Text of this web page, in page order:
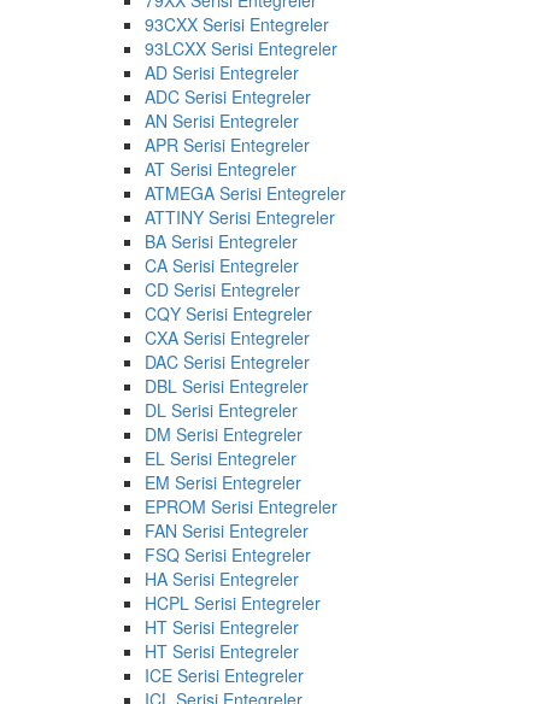
93CXX Serisi Entegreler
93LCXX Serisi Entegreler
AD Serisi Entegreler
ADC Serisi Entegreler
AN Serisi Entegreler
APR Serisi Entegreler
AT Serisi Entegreler
ATMEGA Serisi Entegreler
ATTINY Serisi Entegreler
BA Serisi Entegreler
CA Serisi Entegreler
CD Serisi Entegreler
CQY Serisi Entegreler
CXA Serisi Entegreler
DAC Serisi Entegreler
DBL Serisi Entegreler
DL Serisi Entegreler
DM Serisi Entegreler
EL Serisi Entegreler
EM Serisi Entegreler
EPROM Serisi Entegreler
FAN Serisi Entegreler
FSQ Serisi Entegreler
HA Serisi Entegreler
HCPL Serisi Entegreler
HT Serisi Entegreler
HT Serisi Entegreler
ICE Serisi Entegreler
ICL Serisi Entegreler